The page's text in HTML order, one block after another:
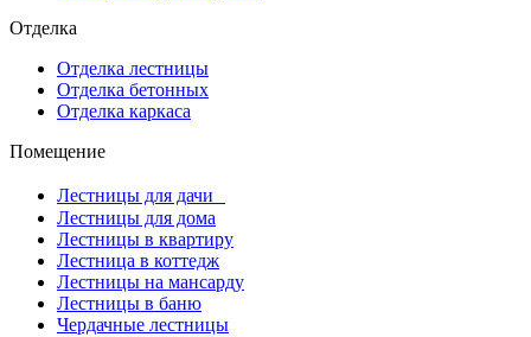
Отделка
Отделка лестницы
Отделка бетонных
Отделка каркаса
Помещение
Лестницы для дачи
Лестницы для дома
Лестницы в квартиру
Лестница в коттедж
Лестницы на мансарду
Лестницы в баню
Чердачные лестницы